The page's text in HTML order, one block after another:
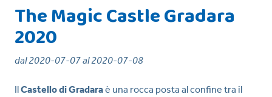
The Magic Castle Gradara
2020
dal 2020-07-07 al 2020-07-08
IlCastello di Gradaraè una rocca posta al confine tra il